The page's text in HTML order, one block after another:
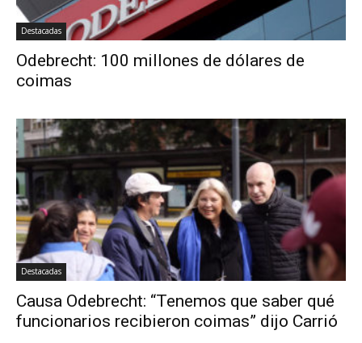
Destacadas
Odebrecht: 100 millones de dólares de
coimas
Destacadas
Causa Odebrecht: “Tenemos que saber qué
funcionarios recibieron coimas” dijo Carrió